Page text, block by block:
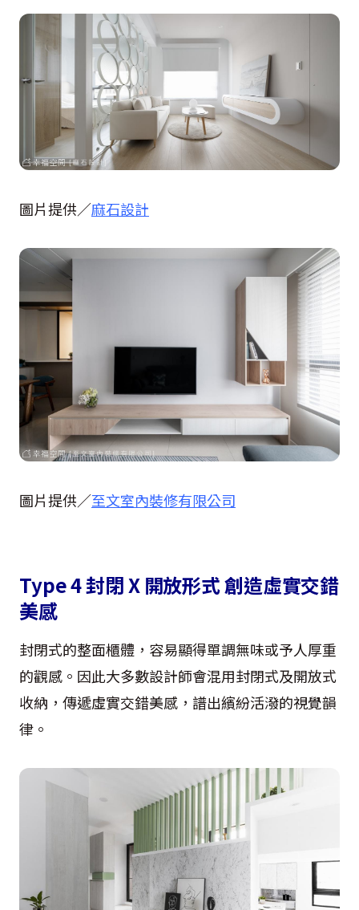
圖片提供／麻石設計
圖片提供／至文室內裝修有限公司
Type 4 封閉 X 開放形式 創造虛實交錯
美感
封閉式的整面櫃體，容易顯得單調無味或予人厚重
的觀感。因此大多數設計師會混用封閉式及開放式
收納，傳遞虛實交錯美感，譜出繽紛活潑的視覺韻
律。